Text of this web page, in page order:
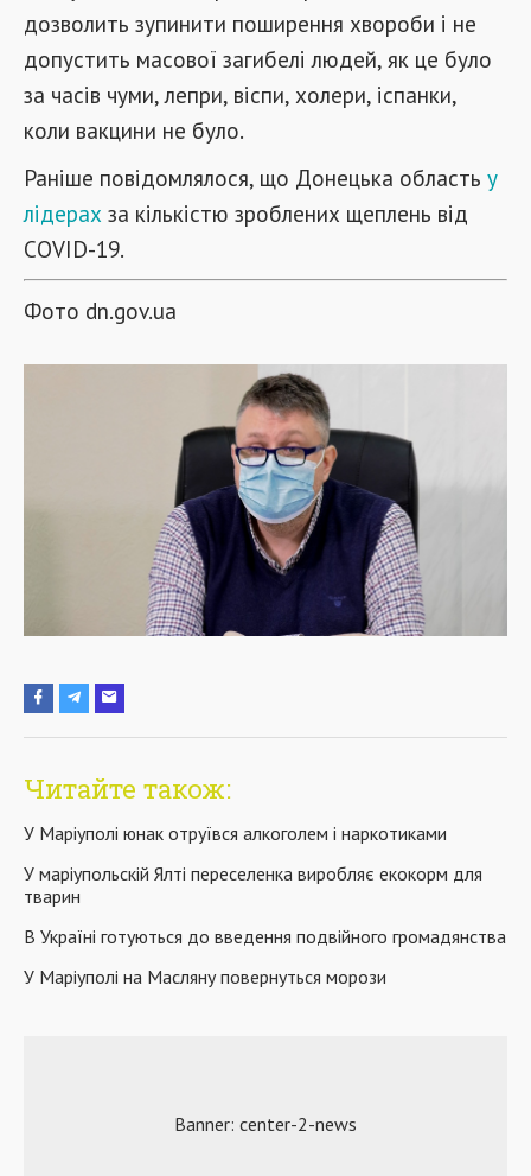
дозволить зупинити поширення хвороби і не
допустить масової загибелі людей, як це було
за часів чуми, лепри, віспи, холери, іспанки,
коли вакцини не було.
Раніше повідомлялося, що Донецька область у
лідерах за кількістю зроблених щеплень від
COVID-19.
Фото dn.gov.ua
Читайте також:
У Маріуполі юнак отруївся алкоголем і наркотиками
У маріупольскій Ялті переселенка виробляє екокорм для
тварин
В Україні готуються до введення подвійного громадянства
У Маріуполі на Масляну повернуться морози